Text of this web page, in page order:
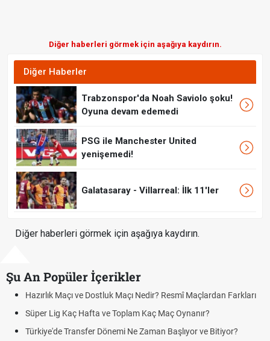
Diğer haberleri görmek için aşağıya kaydırın.
Diğer Haberler
Trabzonspor'da Noah Saviolo şoku!
Oyuna devam edemedi
PSG ile Manchester United
yenişemedi!
Galatasaray - Villarreal: İlk 11'ler
Diğer haberleri görmek için aşağıya kaydırın.
Şu An Popüler İçerikler
ve Dostluk Maçı Nedir? Resmî Maçlardan Farkları
Hafta ve Toplam Kaç Maç Oynanır?
Dönemi Ne Zaman Başlıyor ve Bitiyor?
Puan
Futbol Nasıl